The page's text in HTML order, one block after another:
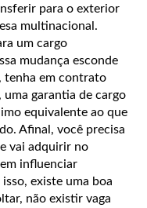
para o exterior
multinacional.
um cargo
mudança esconde
tenha em contrato
uma garantia de cargo
equivalente ao que
Afinal, você precisa
vai adquirir no
influenciar
existe uma boa
não existir vaga